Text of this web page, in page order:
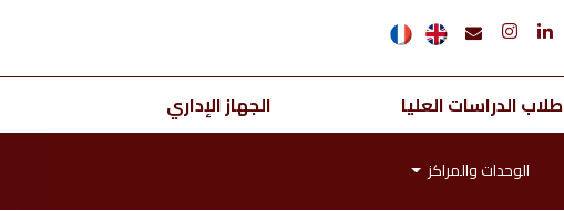
طلاب الدراسات العليا الجهاز الإداري
الوحدات والمراكز